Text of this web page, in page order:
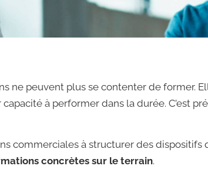
ne peuvent plus se contenter de former.
à performer dans la durée. C’est
commerciales à structurer des
concrètes sur le terrain.